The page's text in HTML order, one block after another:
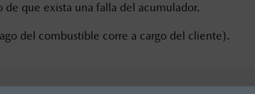
que exista una falla del acumulador.
del combustible corre a cargo del cliente).